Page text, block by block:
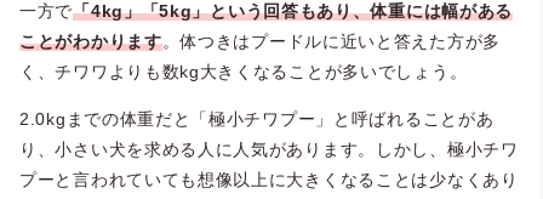
一方で「4kg」「5kg」という回答もあり、体重には幅がある
ことがわかります。体つきはプードルに近いと答えた方が多
く、チワワよりも数kg大きくなることが多いでしょう。
2.0kgまでの体重だと「極小チワプー」と呼ばれることがあ
り、小さい犬を求める人に人気があります。しかし、極小チワ
プーと言われていても想像以上に大きくなることは少なくあり